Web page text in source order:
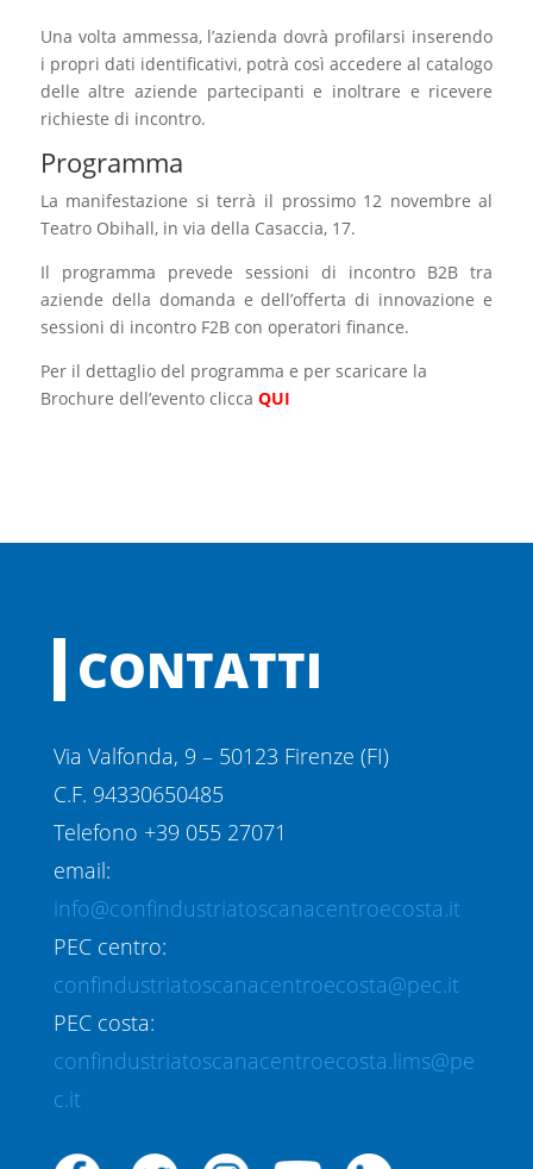
Una volta ammessa, l’azienda dovrà profilarsi inserendo
i propri dati identificativi, potrà così accedere al catalogo
delle altre aziende partecipanti e inoltrare e ricevere
richieste di incontro.
Programma
La manifestazione si terrà il prossimo 12 novembre al
Teatro Obihall, in via della Casaccia, 17.
Il programma prevede sessioni di incontro B2B tra
aziende della domanda e dell’offerta di innovazione e
sessioni di incontro F2B con operatori finance.
Per il dettaglio del programma e per scaricare la
Brochure dell’evento clicca QUI
CONTATTI
Via Valfonda, 9 – 50123 Firenze (FI)
C.F. 94330650485
Telefono +39 055 27071
email:
info@confindustriatoscanacentroecosta.it
PEC centro:
confindustriatoscanacentroecosta@pec.it
PEC costa:
confindustriatoscanacentroecosta.lims@pe
c.it